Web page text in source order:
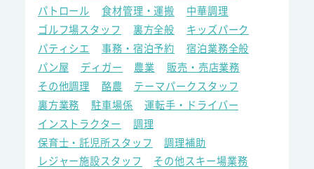
パトロール
食材管理・運搬
中華調理
ゴルフ場スタッフ
裏方全般
キッズパーク
パティシエ
事務・宿泊予約
宿泊業務全般
パン屋
ディガー 農業
販売・売店業務
その他調理
酪農
テーマパークスタッフ
裏方業務
駐車場係
運転手・ドライバー
インストラクター
調理
保育士・託児所スタッフ
調理補助
レジャー施設スタッフ
その他スキー場業務